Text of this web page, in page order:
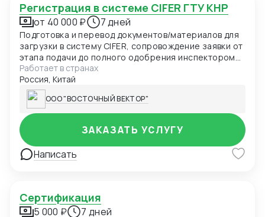
Регистрация в системе CIFER ГТУ КНР
от 40 000 ₽ 7 дней
Подготовка и перевод документов/материалов для
загрузки в систему CIFER, сопровождение заявки от
этапа подачи до полного одобрения инспектором
ГТУ КНР.
Работает в странах
Россия, Китай
ООО "ВОСТОЧНЫЙ ВЕКТОР"
Написать
ЗАКАЗАТЬ УСЛУГУ
Сертификация
5 000 ₽ 7 дней